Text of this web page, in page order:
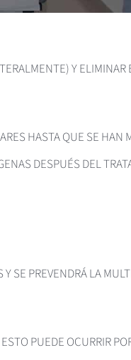
Y
HASTA QUE SE HAN
DESPUÉS DEL
SE PREVENDRÁ LA
PUEDE OCURRIR